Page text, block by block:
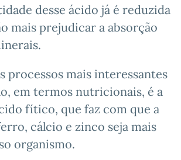
desse ácido já é reduzida
mais prejudicar a absorção
processos mais interessantes
em termos nutricionais, é a
fítico, que faz com que a
cálcio e zinco seja mais
organismo.